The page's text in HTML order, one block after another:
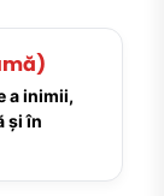
a inimii,
și în